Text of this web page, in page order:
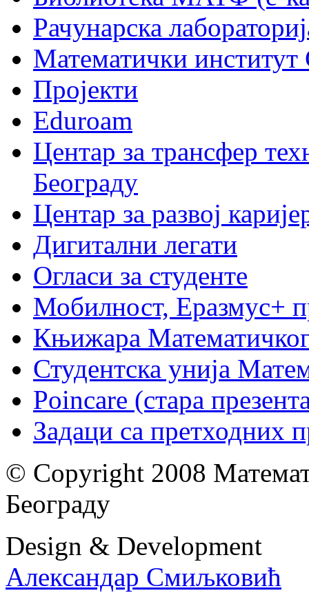
Рачунарска
Математички
Пројекти
Eduroam
Центар за трансфер
Београду
Центар за развој
Дигитални легати
Огласи за студенте
Мобилност, Еразмус+
Књижара
Студентска унија
Poincare (стара
Задаци са претходних
© Copyright 2008
Београду
Design & Development
Александар Смиљковић